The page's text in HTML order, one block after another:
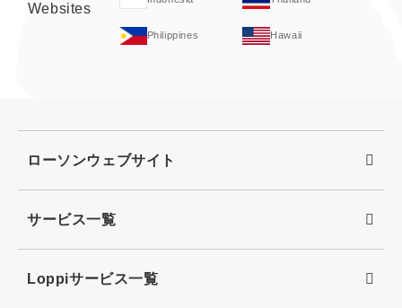
Websites
Philippines Hawaii
ローソンウェブサイト
サービス一覧
Loppiサービス一覧